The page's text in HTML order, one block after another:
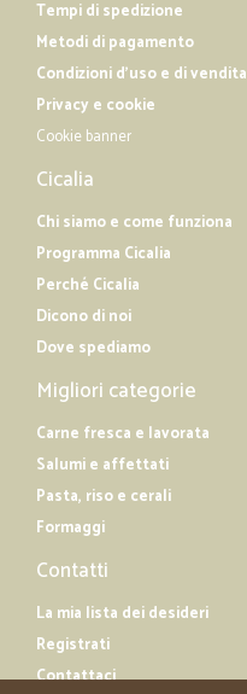
Tempi di spedizione
Metodi di pagamento
Condizioni d'uso e di vendita
Privacy e cookie
Cookie banner
Cicalia
Chi siamo e come funziona
Programma Cicalia
Perché Cicalia
Dicono di noi
Dove spediamo
Migliori categorie
Carne fresca e lavorata
Salumi e affettati
Pasta, riso e cerali
Formaggi
Contatti
La mia lista dei desideri
Registrati
Contattaci